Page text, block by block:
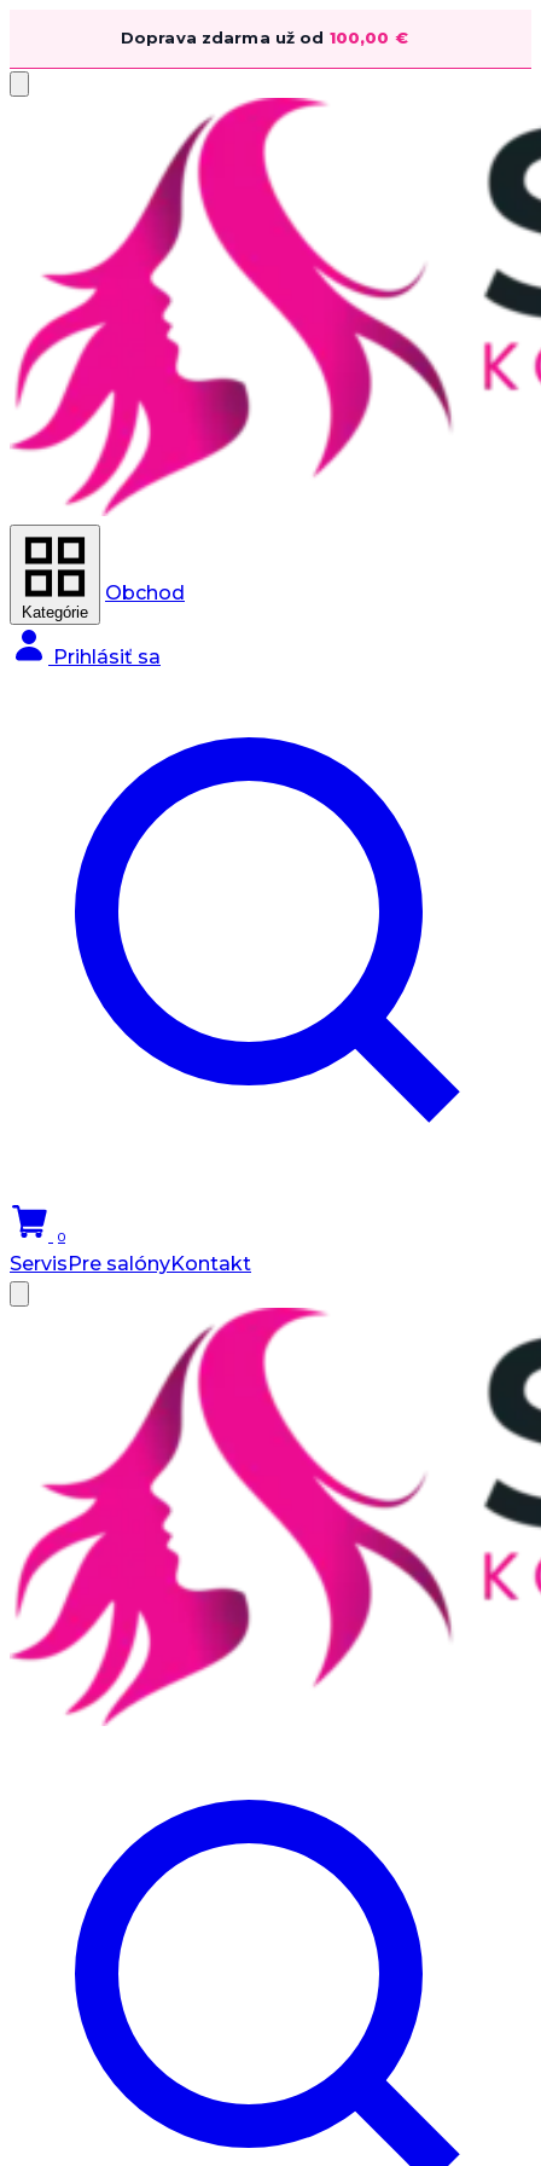
Doprava zdarma už od 100,00 €
Kategórie
Obchod
Prihlásiť sa
0
ServisPre salónyKontakt